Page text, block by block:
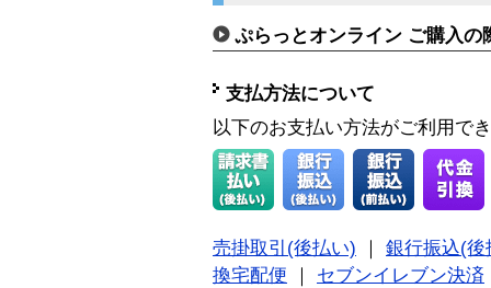
ぷらっとオンライン ご購入の
支払方法について
以下のお支払い方法がご利用で
売掛取引(後払い)
銀行振込(後
換宅配便
セブンイレブン決済